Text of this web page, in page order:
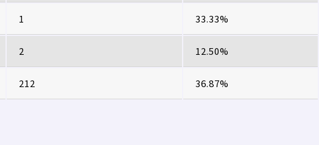
1 33.33%
2 12.50%
212 36.87%